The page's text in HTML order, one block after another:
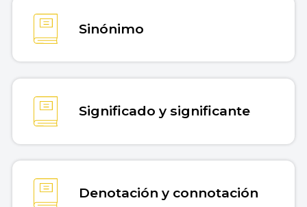
Copiar cita
Sinónimo
Significado y significante
Denotación y connotación